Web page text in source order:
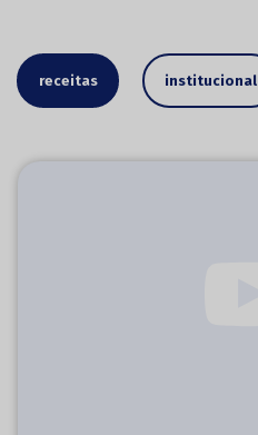
receitas institucional